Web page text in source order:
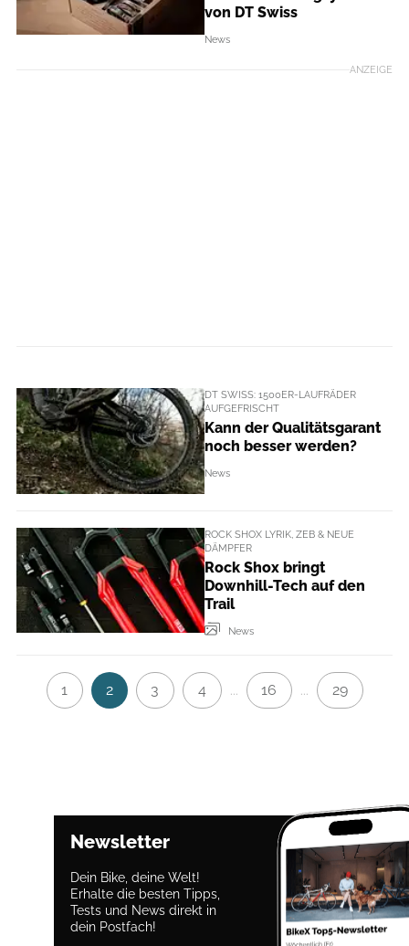
von DT Swiss
News
ANZEIGE
DT SWISS: 1500ER-LAUFRÄDER
AUFGEFRISCHT
Kann der Qualitätsgarant
noch besser werden?
News
ROCK SHOX LYRIK, ZEB & NEUE
DÄMPFER
Rock Shox bringt
Downhill-Tech auf den
Trail
News
1 2 3 4 16 29
Newsletter
Dein Bike, deine Welt!
Erhalte die besten Tipps,
Tests und News direkt in
dein Postfach!